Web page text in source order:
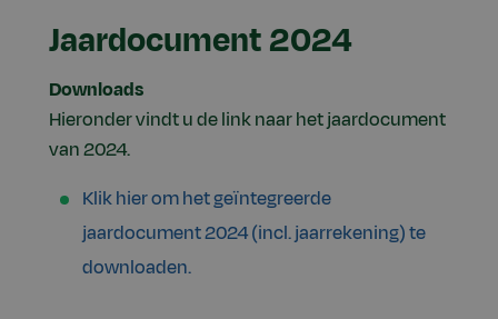
Jaardocument 2024
Downloads
Hieronder vindt u de link naar het jaardocument
van 2024.
Klik hier om het geïntegreerde
jaardocument 2024 (incl. jaarrekening) te
downloaden.